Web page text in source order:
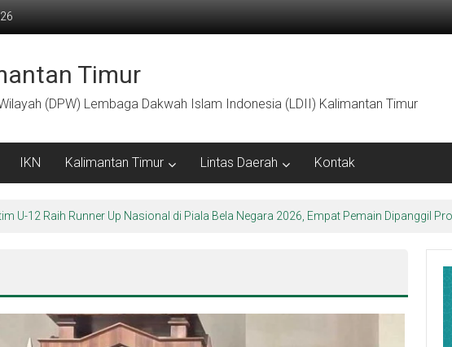
Timur
(DPW) Lembaga Dakwah Islam Indonesia (LDII) Kalimantan Timur
IKN Kalimantan Timur Lintas Daerah Kontak
Muda Berkarakter Luhur di Bumi Perkemahan Makroman Indah melalui CAI ke-47